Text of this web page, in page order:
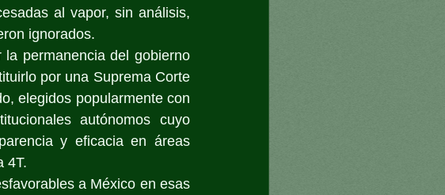
al vapor, sin análisis,
ignorados.
permanencia del gobierno
por una Suprema Corte
elegidos popularmente con
autónomos cuyo
y eficacia en áreas
4T.
a México en esas